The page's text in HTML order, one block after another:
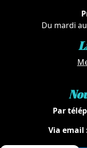
Du mardi
Par
Via email